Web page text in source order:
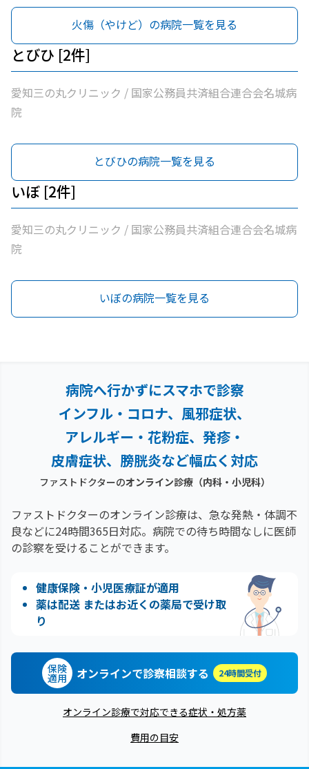
火傷（やけど）の病院一覧を見る
とびひ [2件]
愛知三の丸クリニック / 国家公務員共済組合連合会名城病
院
とびひの病院一覧を見る
いぼ [2件]
愛知三の丸クリニック / 国家公務員共済組合連合会名城病
院
いぼの病院一覧を見る
病院へ行かずにスマホで診察
インフル・コロナ、風邪症状、
アレルギー・花粉症、 発疹・
皮膚症状、膀胱炎など幅広く対応
ファストドクターのオンライン診療（内科・小児科）
ファストドクターのオンライン診療は、急な発熱・体調不
良などに24時間365日対応。 病院での待ち時間なしに医師
の診察を受けることができます。
健康保険・小児医療証が適用
薬は配送 またはお近くの薬局で受け取
り
保険
適用 オンラインで診察相談する 24時間受付
オンライン診療で対応できる症状・処方薬
費用の目安